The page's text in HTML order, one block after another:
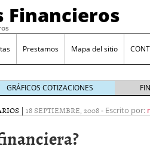
Financieros
Prestamos Mapa del sitio
GRÁFICOS COTIZACIONES
| 18 SEPTIEMBRE, 2008- Escrito por: